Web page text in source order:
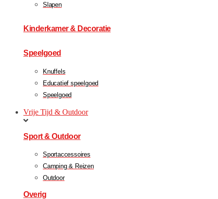
Slapen
Kinderkamer & Decoratie
Speelgoed
Knuffels
Educatief speelgoed
Speelgoed
Vrije Tijd & Outdoor
Sport & Outdoor
Sportaccessoires
Camping & Reizen
Outdoor
Overig